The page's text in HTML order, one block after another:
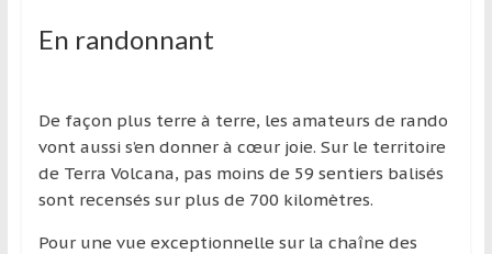
En randonnant
De façon plus terre à terre, les amateurs de rando
vont aussi s’en donner à cœur joie. Sur le territoire
de Terra Volcana, pas moins de 59 sentiers balisés
sont recensés sur plus de 700 kilomètres.
Pour une vue exceptionnelle sur la chaîne des